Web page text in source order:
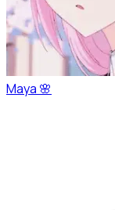
Maya 🌸